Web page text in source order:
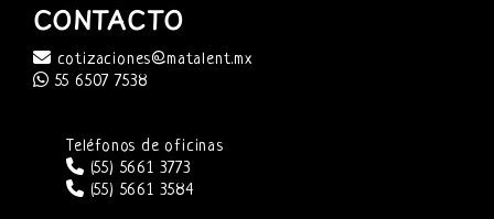
CONTACTO
cotizaciones@matalent.mx
55 6507 7538
Teléfonos de oficinas
(55) 5661 3773
(55) 5661 3584